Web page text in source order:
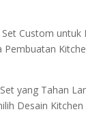
Custom untuk
Pembuatan
yang Tahan
Desain